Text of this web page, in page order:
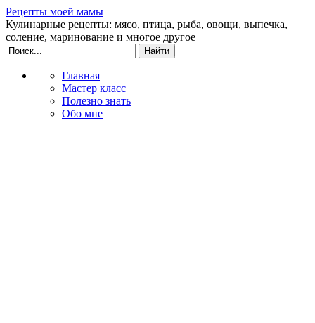
Рецепты моей мамы
Кулинарные рецепты: мясо, птица, рыба, овощи, выпечка,
соление, маринование и многое другое
Главная
Мастер класс
Полезно знать
Обо мне